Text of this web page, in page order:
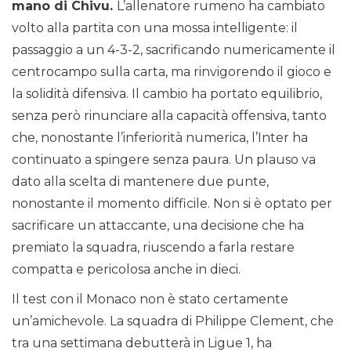
mano di Chivu. L’allenatore rumeno ha cambiato
volto alla partita con una mossa intelligente: il
passaggio a un 4-3-2, sacrificando numericamente il
centrocampo sulla carta, ma rinvigorendo il gioco e
la solidità difensiva. Il cambio ha portato equilibrio,
senza però rinunciare alla capacità offensiva, tanto
che, nonostante l’inferiorità numerica, l’Inter ha
continuato a spingere senza paura. Un plauso va
dato alla scelta di mantenere due punte,
nonostante il momento difficile. Non si è optato per
sacrificare un attaccante, una decisione che ha
premiato la squadra, riuscendo a farla restare
compatta e pericolosa anche in dieci.
Il test con il Monaco non è stato certamente
un’amichevole. La squadra di Philippe Clement, che
tra una settimana debutterà in Ligue 1, ha